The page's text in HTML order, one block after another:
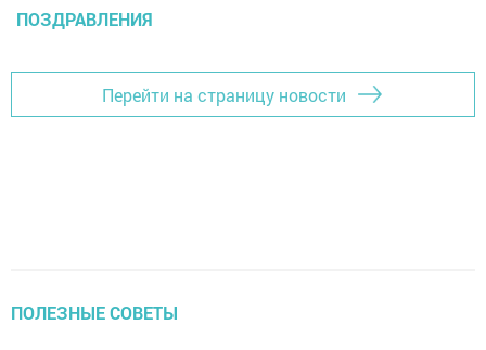
ПОЗДРАВЛЕНИЯ
Перейти на страницу новости
ПОЛЕЗНЫЕ СОВЕТЫ